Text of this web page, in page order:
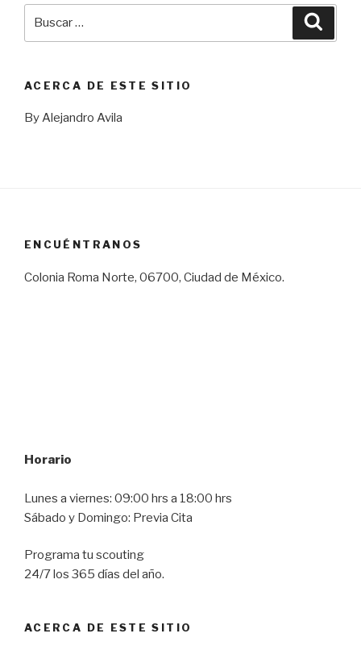
ACERCA DE ESTE SITIO
By Alejandro Avila
ENCUÉNTRANOS
Colonia Roma Norte, 06700, Ciudad de México.
Horario
Lunes a viernes: 09:00 hrs a 18:00 hrs
Sábado y Domingo: Previa Cita
Programa tu scouting
24/7 los 365 días del año.
ACERCA DE ESTE SITIO